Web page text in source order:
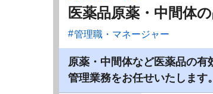
医薬品原薬・中間体
管理職・マネージャー
原薬・中間体など医薬品の
管理業務をお任せいたします。